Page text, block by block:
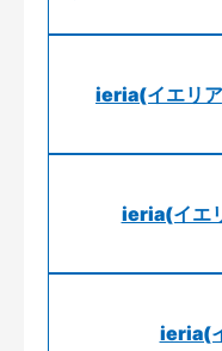
ieria(イエリ
ieria(イエ
ieria(